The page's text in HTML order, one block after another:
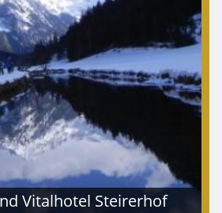
Vitalhotel Steirerhof